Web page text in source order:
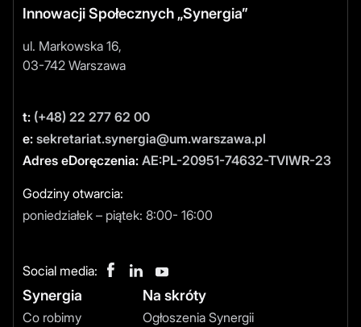
Innowacji Społecznych „Synergia”
ul. Markowska 16,
03-742 Warszawa
t: (+48) 22 277 62 00
e: sekretariat.synergia@um.warszawa.pl
Adres eDoręczenia: AE:PL-20951-74632-TVIWR-23
Godziny otwarcia:
poniedziałek – piątek: 8:00- 16:00
Social media:
Synergia
Co robimy
Na skróty
Ogłoszenia Synergii